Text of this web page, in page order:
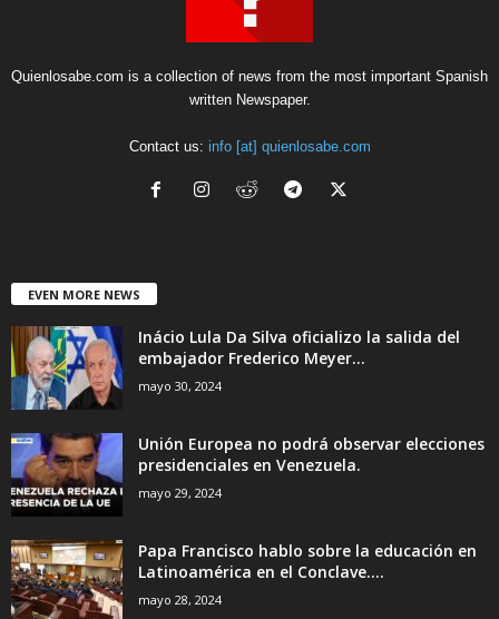
Quienlosabe.com is a collection of news from the most important Spanish
written Newspaper.
Contact us: info [at] quienlosabe.com
EVEN MORE NEWS
Inácio Lula Da Silva oficializo la salida del
embajador Frederico Meyer...
mayo 30, 2024
Unión Europea no podrá observar elecciones
presidenciales en Venezuela.
mayo 29, 2024
Papa Francisco hablo sobre la educación en
Latinoamérica en el Conclave....
mayo 28, 2024